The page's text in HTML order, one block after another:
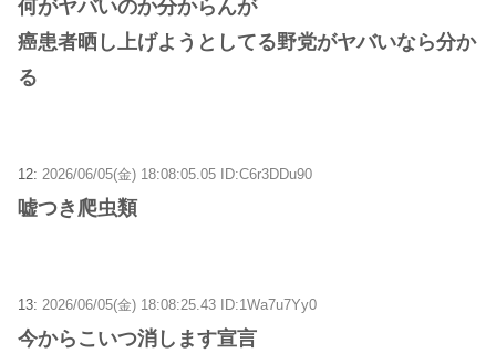
何がヤバいのか分からんが
癌患者晒し上げようとしてる野党がヤバいなら分か
る
12: 2026/06/05(金) 18:08:05.05 ID:C6r3DDu90
嘘つき爬虫類
13: 2026/06/05(金) 18:08:25.43 ID:1Wa7u7Yy0
今からこいつ消します宣言